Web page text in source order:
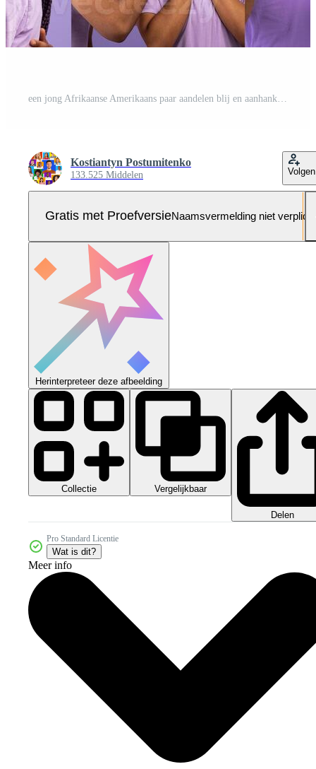
Kostiantyn Postumitenko
133.525 Middelen Volgen
Gratis met ProefversieNaamsvermelding niet verplicht
Herinterpreteer deze afbeelding
Collectie Vergelijkbaar
Delen
Pro Standard Licentie
Wat is dit?
Meer info